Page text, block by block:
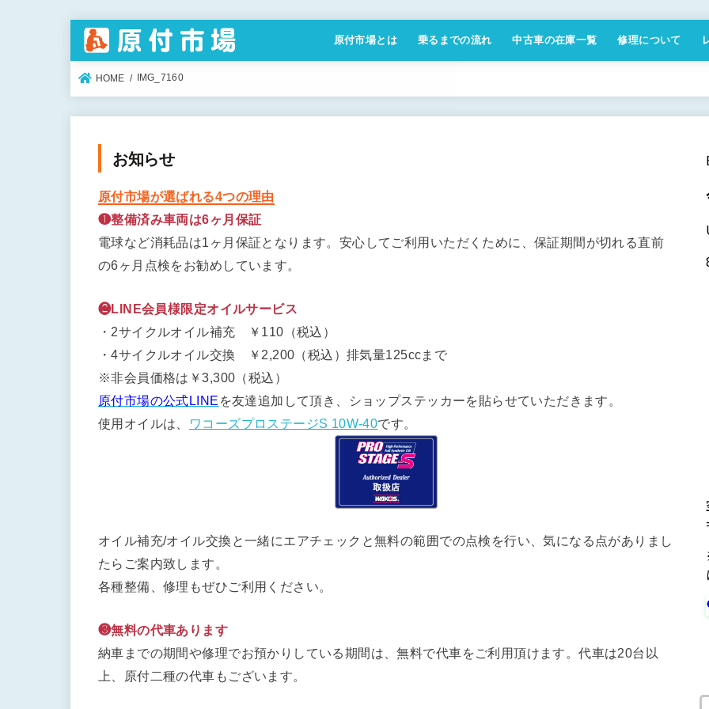
原付市場とは 乗るまでの流れ 中古車の在庫一覧 修理について
HOME IMG_7160
お知らせ
原付市場が選ばれる4つの理由
❶整備済み車両は6ヶ月保証
電球など消耗品は1ヶ月保証となります。安心してご利用いただくために、保証期間が切れる直前
の6ヶ月点検をお勧めしています。
❷LINE会員様限定オイルサービス
・2サイクルオイル補充 ￥110（税込）
・4サイクルオイル交換 ￥2,200（税込）排気量125ccまで
※非会員価格は￥3,300（税込）
原付市場の公式LINE を友達追加して頂き、ショップステッカーを貼らせていただきます。
使用オイルは、
ワコーズプロステージS 10W-40です。
オイル補充/オイル交換と一緒にエアチェックと無料の範囲での点検を行い、気になる点がありまし
たらご案内致します。
各種整備、修理もぜひご利用ください。
❸無料の代車あります
納車までの期間や修理でお預かりしている期間は、無料で代車をご利用頂けます。代車は20台以
上、原付二種の代車もございます。